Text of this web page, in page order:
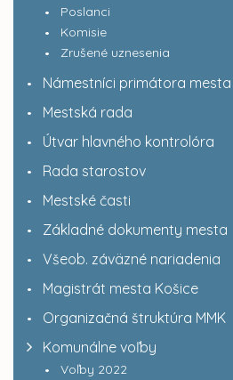
Poslanci
Komisie
Zrušené uznesenia
Námestníci primátora mesta
Mestská rada
Útvar hlavného kontrolóra
Rada starostov
Mestské časti
Základné dokumenty mesta
Všeob. záväzné nariadenia
Magistrát mesta Košice
Organizačná štruktúra MMK
Komunálne voľby
Voľby 2022